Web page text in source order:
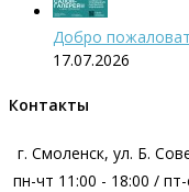
Добро
17.07.2026
Контакты
г. Смоленск, ул. Б.
пн-чт 11:00 - 18:00 /